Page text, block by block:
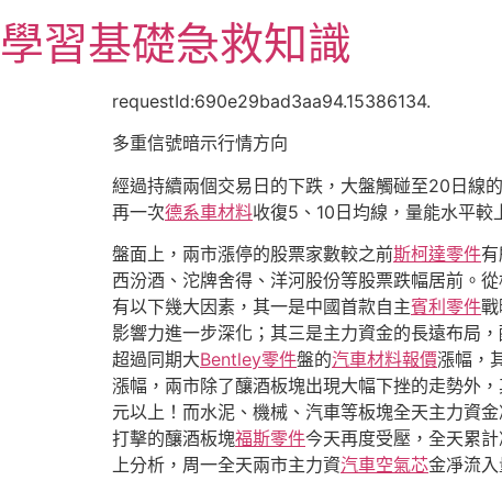
至
主
學習基礎急救知識
requestId:690e29bad3aa94.15386134.
多重信號暗示行情方向
經過持續兩個交易日的下跌，大盤觸碰至20日線
再一次德系車材料收復5、10日均線，量能水平較
盤面上，兩市漲停的股票家數較之前斯柯達零件
西汾酒、沱牌舍得、洋河股份等股票跌幅居前。
有以下幾大因素，其一是中國首款自主賓利零件
影響力進一步深化；其三是主力資金的長遠布局
超過同期大Bentley零件盤的汽車材料報價漲幅，
漲幅，兩市除了釀酒板塊出現大幅下挫的走勢外
元以上！而水泥、機械、汽車等板塊全天主力資
打擊的釀酒板塊福斯零件今天再度受壓，全天累
上分析，周一全天兩市主力資汽車空氣芯金凈流